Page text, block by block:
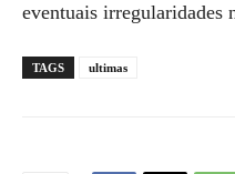
eventuais irregularidades
TAGS ultimas